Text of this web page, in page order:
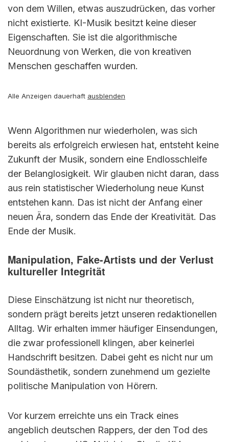
von dem Willen, etwas auszudrücken, das vorher
nicht existierte. KI-Musik besitzt keine dieser
Eigenschaften. Sie ist die algorithmische
Neuordnung von Werken, die von kreativen
Menschen geschaffen wurden.
Alle Anzeigen dauerhaft ausblenden
Wenn Algorithmen nur wiederholen, was sich
bereits als erfolgreich erwiesen hat, entsteht keine
Zukunft der Musik, sondern eine Endlosschleife
der Belanglosigkeit. Wir glauben nicht daran, dass
aus rein statistischer Wiederholung neue Kunst
entstehen kann. Das ist nicht der Anfang einer
neuen Ära, sondern das Ende der Kreativität. Das
Ende der Musik.
Manipulation, Fake-Artists und der Verlust
kultureller Integrität
Diese Einschätzung ist nicht nur theoretisch,
sondern prägt bereits jetzt unseren redaktionellen
Alltag. Wir erhalten immer häufiger Einsendungen,
die zwar professionell klingen, aber keinerlei
Handschrift besitzen. Dabei geht es nicht nur um
Soundästhetik, sondern zunehmend um gezielte
politische Manipulation von Hörern.
Vor kurzem erreichte uns ein Track eines
angeblich deutschen Rappers, der den Tod des